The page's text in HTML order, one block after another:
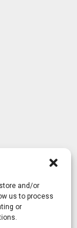
and/or
us to process
or